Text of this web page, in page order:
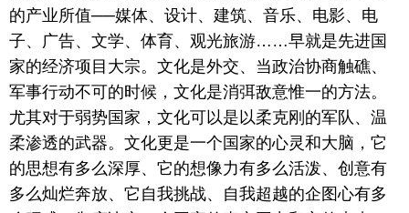
的产业所值──媒体、设计、建筑、音乐、电影、电
子、广告、文学、体育、观光旅游……早就是先进国
家的经济项目大宗。文化是外交、当政治协商触礁、
军事行动不可的时候，文化是消弭敌意惟一的方法。
尤其对于弱势国家，文化可以是以柔克刚的军队、温
柔渗透的武器。文化更是一个国家的心灵和大脑，它
的思想有多么深厚、它的想像力有多么活泼、创意有
多么灿烂奔放、它自我挑战、自我超越的企图心有多